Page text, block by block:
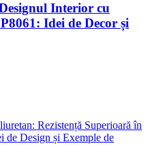
Interior cu
Idei de Decor și